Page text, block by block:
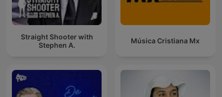
Straight Shooter with
Stephen A.
Música Cristiana Mx